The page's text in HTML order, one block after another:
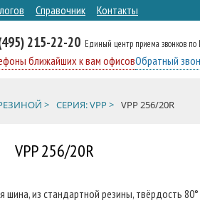
Справочник Контакты
215-22-20 Единый центр приема звонков по
ближайших к вам офисовОбратный
> СЕРИЯ: VPP > VPP 256/20R
VPP 256/20R
шина, из стандартной резины, твёрдость